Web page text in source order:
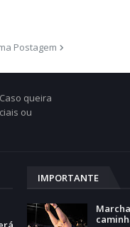
Postagem
queira
ou
IMPORTANTE